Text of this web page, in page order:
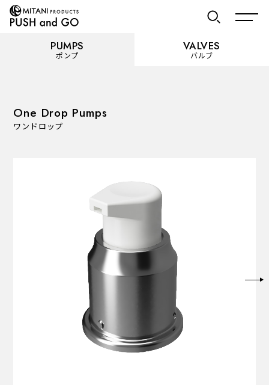
使用用途から選ぶ
PUMPS
ポンプ
VALVES
バルブ
One Drop Pumps
ワンドロップ